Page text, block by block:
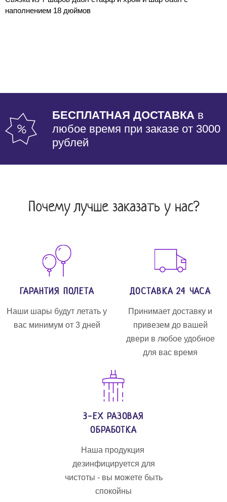
наполнением 18 дюймов
БЕСПЛАТНАЯ ДОСТАВКА в
любое время при заказе от 3000
рублей
Почему лучше заказать у нас?
ГАРАНТИЯ ПОЛЕТА
Наши шары будут летать у
вас минимум от 3 дней
ДОСТАВКА 24 ЧАСА
Принимает доставку и
привезем до вашей
двери в любое удобное
для вас время
3-ЕХ РАЗОВАЯ
ОБРАБОТКА
Наша продукция
дезинфицируется для
чистоты - вы можете быть
спокойны